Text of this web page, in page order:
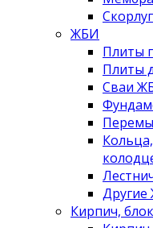
ЖБИ
Плиты
Плиты
Сваи
Кирпич,